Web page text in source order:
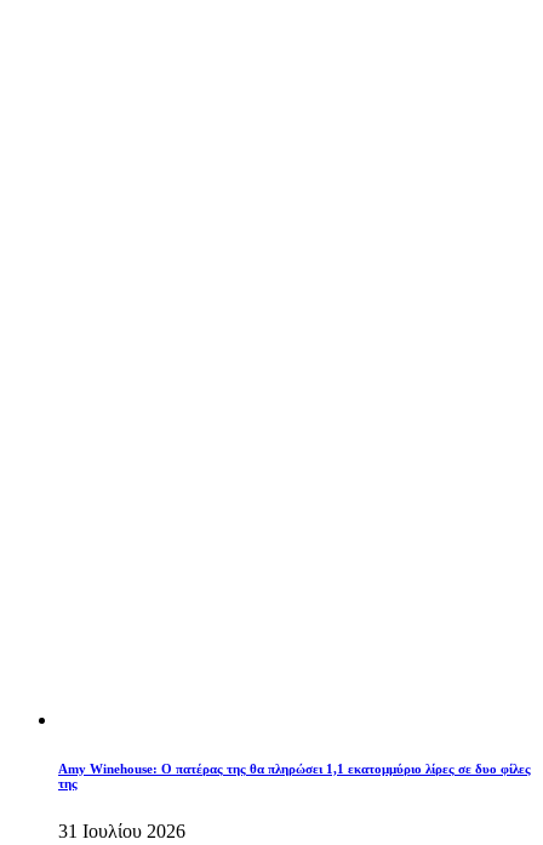
Amy Winehouse: Ο πατέρας της θα πληρώσει 1,1 εκατομμύριο λίρες σε δυο φίλες
της
31 Ιουλίου 2026